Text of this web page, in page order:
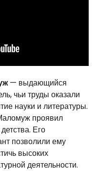
— выдающийся
чьи труды оказали
науки и литературы.
проявил
Его
позволили ему
высоких
деятельности.